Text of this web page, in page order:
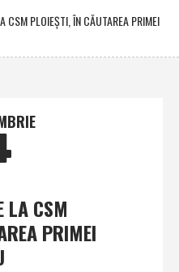
CSM PLOIEŞTI, ÎN CĂUTAREA PRIMEI
LA CSM
PRIMEI